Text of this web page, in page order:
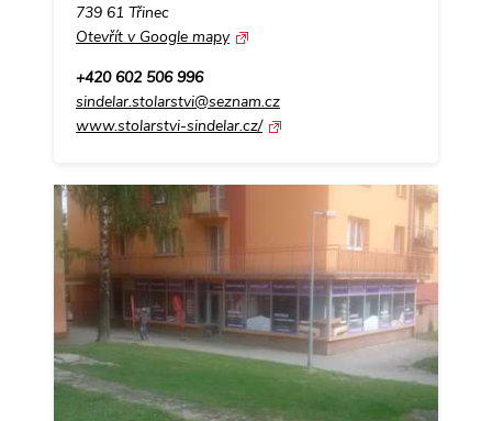
739 61 Třinec
Otevřít v Google mapy
+420 602 506 996
sindelar.stolarstvi@seznam.cz
www.stolarstvi-sindelar.cz/